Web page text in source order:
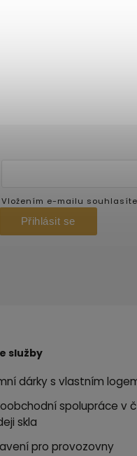
Vložením e-mailu
Přihlásit se
služby
dárky s vlastním
spolupráce v
skla
pro provozovny